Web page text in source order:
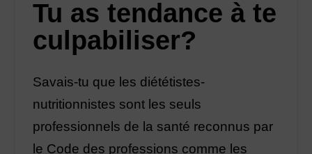
Tu as tendance à te
culpabiliser?
Savais-tu que les diététistes-
nutritionnistes sont les seuls
professionnels de la santé reconnus par
le Code des professions comme les